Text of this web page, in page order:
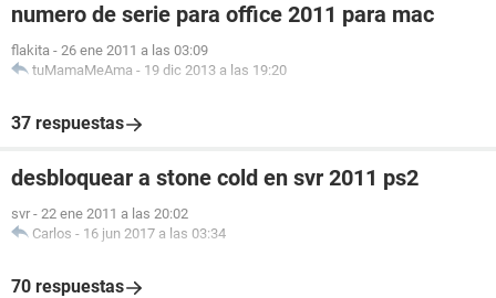
numero de serie para office 2011 para mac
flakita - 26 ene 2011 a las 03:09
tuMamaMeAma - 19 dic 2013 a las 19:20
37 respuestas
desbloquear a stone cold en svr 2011 ps2
svr - 22 ene 2011 a las 20:02
Carlos - 16 jun 2017 a las 03:34
70 respuestas